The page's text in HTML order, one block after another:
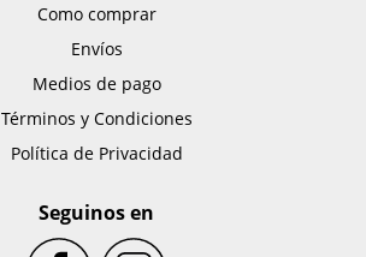
Como comprar
Envíos
Medios de pago
Términos y Condiciones
Política de Privacidad
Seguinos en